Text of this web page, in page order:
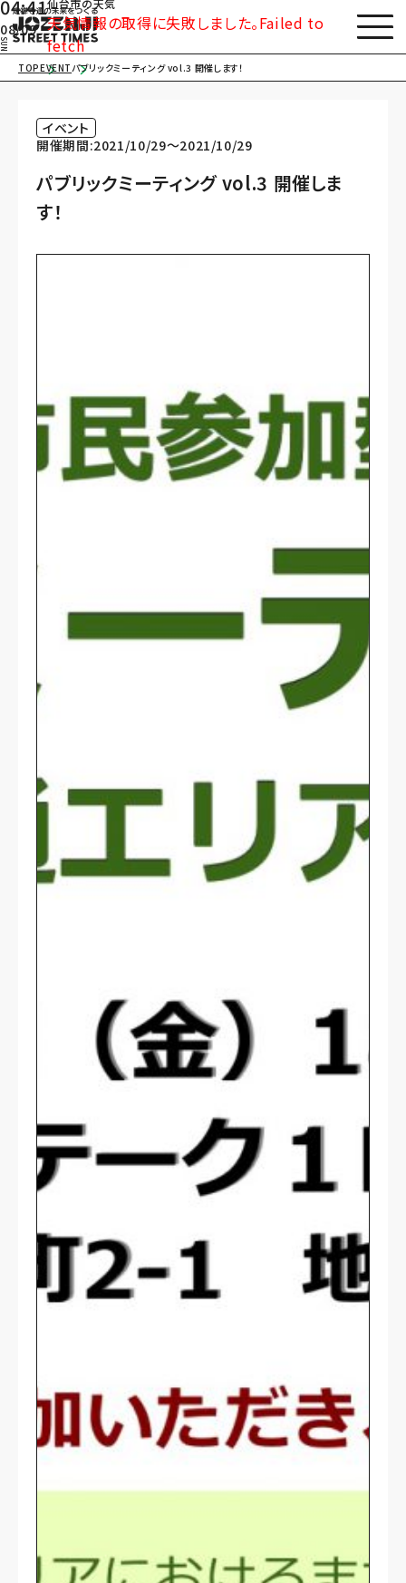
04:41
08/09
SUN
天気情報の取得に失敗しました。Failed to
fetch
TOPEVENT パブリックミーティング vol.3 開催します！
イベント
開催期間:2021/10/29〜2021/10/29
パブリックミーティング vol.3 開催しま
す！